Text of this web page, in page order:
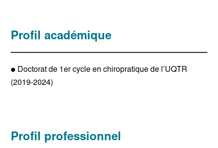
Profil académique
● Doctorat de 1er cycle en chiropratique de l’UQTR
(2019-2024)
Profil professionnel